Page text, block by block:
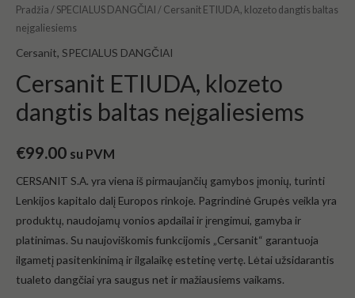
Pradžia / SPECIALUS DANGČIAI / Cersanit ETIUDA, klozeto dangtis baltas
neįgaliesiems
Cersanit, SPECIALUS DANGČIAI
Cersanit ETIUDA, klozeto
dangtis baltas neįgaliesiems
€99.00 su PVM
CERSANIT S.A. yra viena iš pirmaujančių gamybos įmonių, turinti
Lenkijos kapitalo dalį Europos rinkoje. Pagrindinė Grupės veikla yra
produktų, naudojamų vonios apdailai ir įrengimui, gamyba ir
platinimas. Su naujoviškomis funkcijomis „Cersanit“ garantuoja
ilgametį pasitenkinimą ir ilgalaikę estetinę vertę. Lėtai užsidarantis
tualeto dangčiai yra saugus net ir mažiausiems vaikams.